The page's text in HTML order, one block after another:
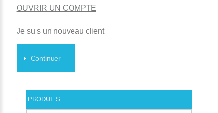
OUVRIR UN COMPTE
Je suis un nouveau client
Continuer
PRODUITS